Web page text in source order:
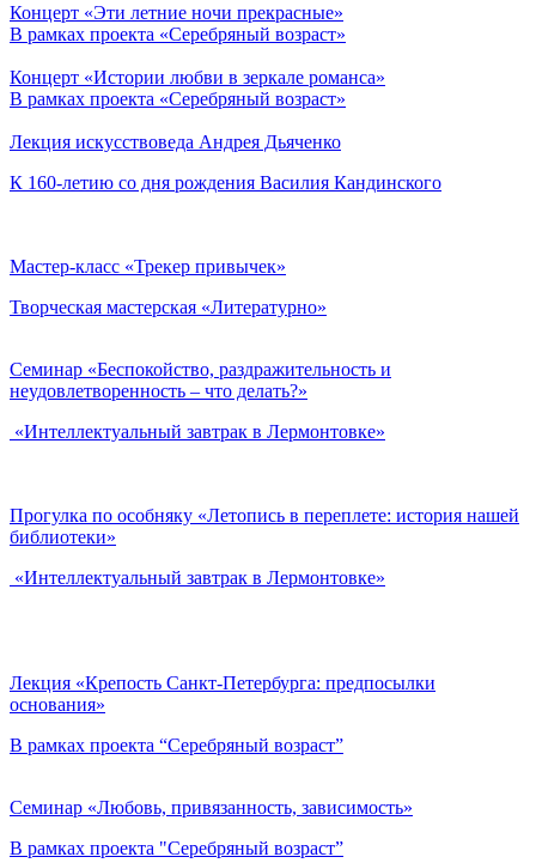
Концерт «Эти летние ночи прекрасные»
В рамках проекта «Серебряный возраст»
Концерт «Истории любви в зеркале романса»
В рамках проекта «Серебряный возраст»
Лекция искусствоведа Андрея Дьяченко
К 160-летию со дня рождения Василия Кандинского
Мастер-класс «Трекер привычек»
Творческая мастерская «Литературно»
Семинар «Беспокойство, раздражительность и
неудовлетворенность – что делать?»
«Интеллектуальный завтрак в Лермонтовке»
Прогулка по особняку «Летопись в переплете: история нашей
библиотеки»
«Интеллектуальный завтрак в Лермонтовке»
Лекция «Крепость Санкт-Петербурга: предпосылки
основания»
В рамках проекта “Серебряный возраст”
Семинар «Любовь, привязанность, зависимость»
В рамках проекта "Серебряный возраст”